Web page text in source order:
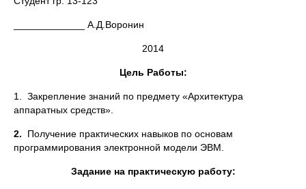
_____________ А.Д.Воронин
2014
Цель Работы:
1. Закрепление знаний по предмету «Архитектура
аппаратных средств».
2. Получение практических навыков по основам
программирования электронной модели ЭВМ.
Задание на практическую работу: